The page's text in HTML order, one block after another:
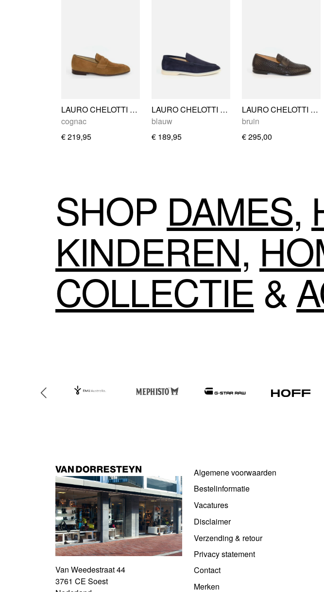
LAURO CHELOTTI LC464 04
cognac
€ 219,95
LAURO CHELOTTI LC797 21
blauw
€ 189,95
LAURO CHELOTTI LC464 18
bruin
€ 295,00
SHOP DAMES,
KINDEREN,
COLLECTIE &
Van Weedestraat 44
3761 CE Soest
Algemene voorwaarden
Bestelinformatie
Vacatures
Disclaimer
Verzending & retour
Privacy statement
Contact
Merken